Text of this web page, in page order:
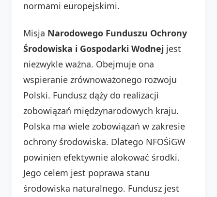
normami europejskimi.
Misja Narodowego Funduszu Ochrony
Środowiska i Gospodarki Wodnej jest
niezwykle ważna. Obejmuje ona
wspieranie zrównoważonego rozwoju
Polski. Fundusz dąży do realizacji
zobowiązań międzynarodowych kraju.
Polska ma wiele zobowiązań w zakresie
ochrony środowiska. Dlatego NFOŚiGW
powinien efektywnie alokować środki.
Jego celem jest poprawa stanu
środowiska naturalnego. Fundusz jest